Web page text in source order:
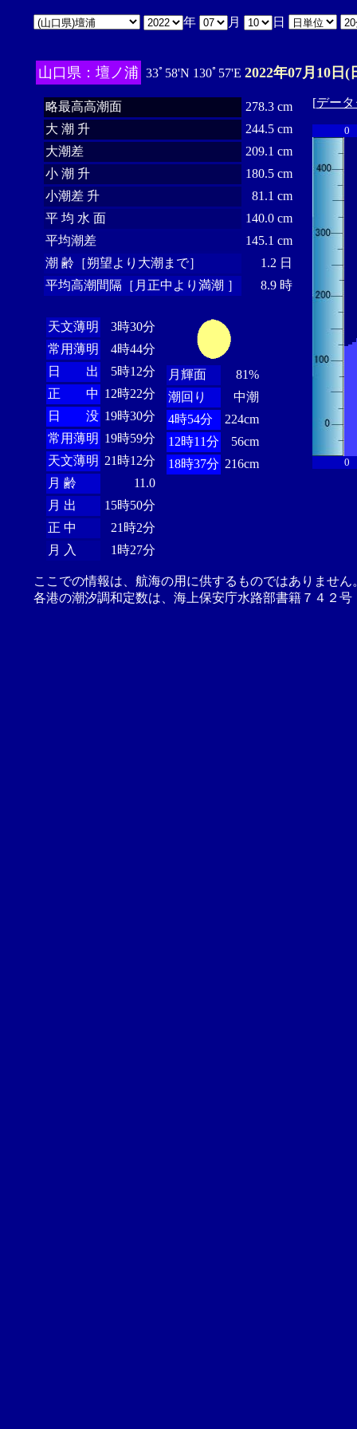
年 月 日
山口県：壇ノ浦 33ﾟ58'N 130ﾟ57'E 2022年07月10日(
略最高高潮面
278.3 cm
大 潮 升
244.5 cm
大潮差
209.1 cm
小 潮 升
180.5 cm
小潮差 升
81.1 cm
平 均 水 面
140.0 cm
平均潮差
145.1 cm
潮 齢［朔望より大潮まで］
1.2 日
平均高潮間隔［月正中より満潮 ］
8.9 時
天文薄明
3時30分
常用薄明
4時44分
日 出
5時12分
正 中 12時22分
日 没 19時30分
常用薄明 19時59分
天文薄明 21時12分
月 齢
11.0
月 出
15時50分
正 中
21時2分
月 入
1時27分
月輝面
81%
潮回り
中潮
4時54分
224cm
12時11分
56cm
18時37分 216cm
[デー
0
0
ここでの情報は、航海の用に供するものではありませ
各港の潮汐調和定数は、海上保安庁水路部書籍７４２